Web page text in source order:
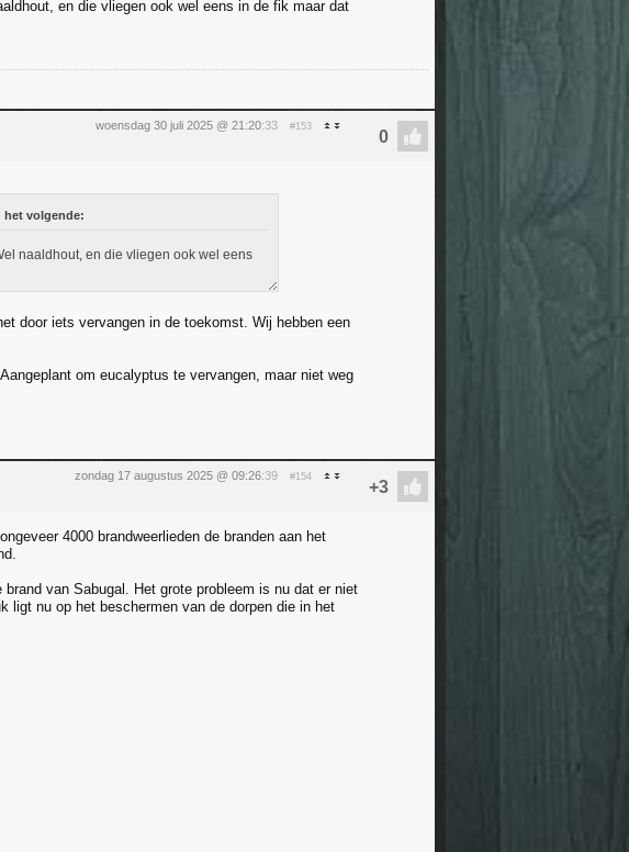
en die vliegen ook wel eens in de fik maar dat
woensdag 30 juli 2025 @ 21:20:33 #153
het volgende:
naaldhout, en die vliegen ook wel eens
door iets vervangen in de toekomst. Wij hebben een
om eucalyptus te vervangen, maar niet weg
zondag 17 augustus 2025 @ 09:26:39 #154
4000 brandweerlieden de branden aan het
van Sabugal. Het grote probleem is nu dat er niet
ligt nu op het beschermen van de dorpen die in het